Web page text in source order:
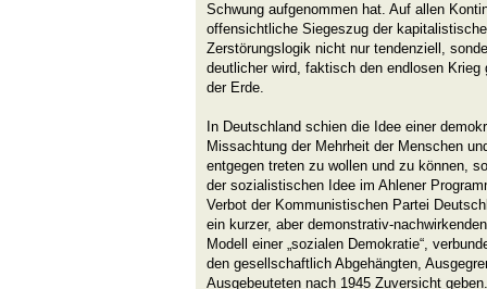
Schwung aufgenommen hat. Auf allen
offensichtliche Siegeszug der
Zerstörungslogik nicht nur tendenziell,
deutlicher wird, faktisch den endlosen
der Erde.
In Deutschland schien die Idee einer
Missachtung der Mehrheit der Menschen
entgegen treten zu wollen und zu können,
der sozialistischen Idee im Ahlener
Verbot der Kommunistischen Partei
ein kurzer, aber demonstrativ-
Modell einer „sozialen Demokratie“,
den gesellschaftlich Abgehängten,
Ausgebeuteten nach 1945 Zuversicht